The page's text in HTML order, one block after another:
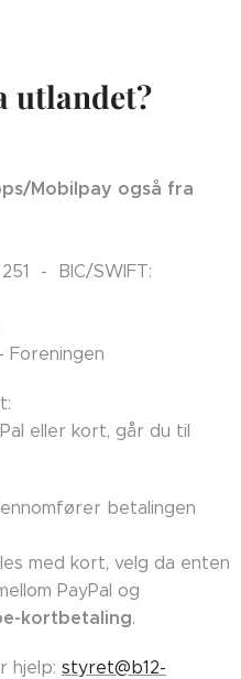
utlandet?
Mobilpay også fra
251 - BIC/SWIFT:
Foreningen
eller kort, går du til
betalingen
med kort, velg da enten
PayPal og
kortbetaling.
hjelp: styret@b12-